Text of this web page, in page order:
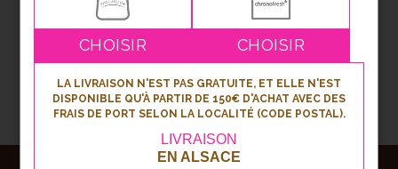
CHOISIR
LA LIVRAISON N'EST PAS GRATUITE, ET ELLE N'EST
DISPONIBLE QU'À PARTIR DE 150€ D'ACHAT AVEC DES
FRAIS DE PORT SELON LA LOCALITÉ (CODE POSTAL).
LIVRAISON
EN ALSACE
CHOISIR